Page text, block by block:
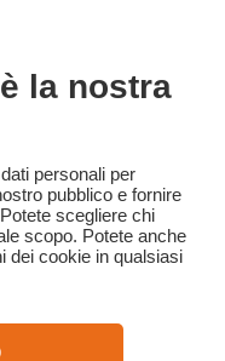
base alla seguente
dell'inizio del
del soggiorno: 100%
di annullamento
al momento
per telefono.
sulla privacy
la nostra
personali per
pubblico e fornire
scegliere chi
scopo. Potete anche
dei cookie in qualsiasi